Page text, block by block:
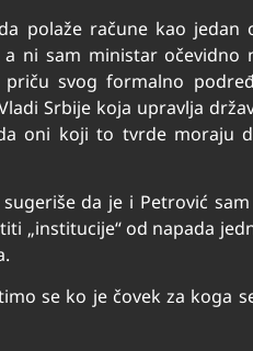
polaže račune kao jedan
ni sam ministar očevidno
svog formalno
Srbije koja upravlja
oni koji to tvrde moraju
da je i Petrović
„institucije“ od napada
se ko je čovek za koga